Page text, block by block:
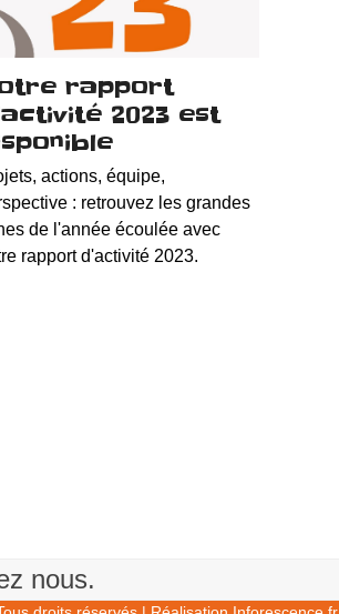
rapport
2023 est
actions, équipe,
: retrouvez les grandes
de l'année écoulée avec
rapport d'activité 2023.
nous.